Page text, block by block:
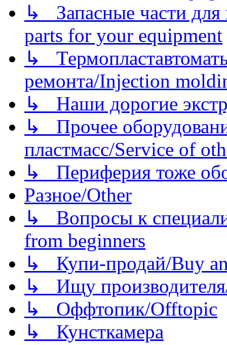
↳ Запасные части для
parts for your equipment
↳
ремонта/Injection
↳ Наши дорогие
↳ Прочее
пластмасс/Service of
↳ Периферия тоже
Разное/Other
↳ Вопросы к
from beginners
↳ Купи-продай/Buy
↳ Ищу
↳ Оффтопик/Offtopic
↳ Кунсткамера